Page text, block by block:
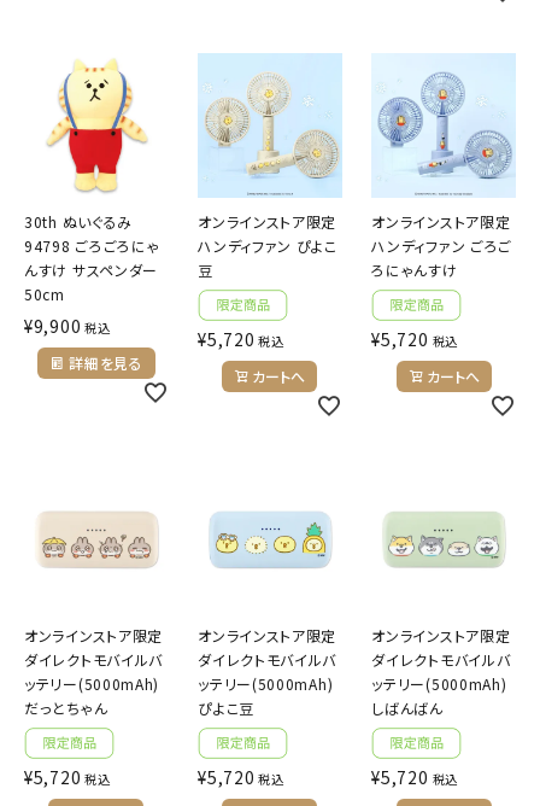
30th ぬいぐるみ
94798 ごろごろにゃ
んすけ サスペンダー
50cm
¥9,900 税込
詳細を見る
オンラインストア限定
ハンディファン ぴよこ
豆
¥5,720 税込
カートへ
オンラインストア限定
ハンディファン ごろご
ろにゃんすけ
¥5,720 税込
カートへ
オンラインストア限定
ダイレクトモバイルバ
ッテリー(5000mAh)
だっとちゃん
¥5,720 税込
オンラインストア限定
ダイレクトモバイルバ
ッテリー(5000mAh)
ぴよこ豆
¥5,720 税込
オンラインストア限定
ダイレクトモバイルバ
ッテリー(5000mAh)
しばんばん
¥5,720 税込